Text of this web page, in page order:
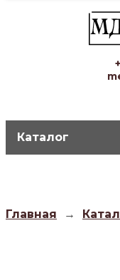
Каталог
Главная →